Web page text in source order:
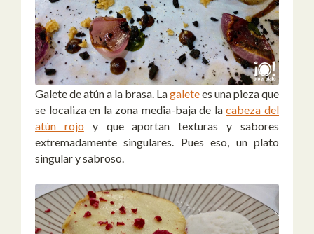
Galete de atún a la brasa. Lagaletees una pieza que
se localiza en la zona media-baja de lacabeza del
atún rojo y que aportan texturas y sabores
extremadamente singulares. Pues eso, un plato
singular y sabroso.